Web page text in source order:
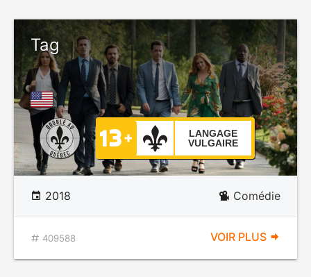
Tag
LANGAGE
VULGAIRE
2018 Comédie
409588 VOIR PLUS